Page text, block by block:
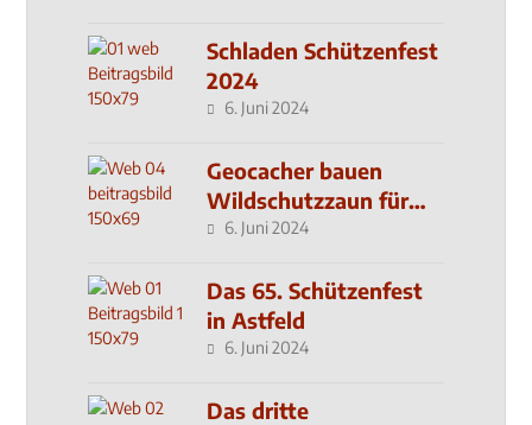
Schladen Schützenfest
2024
6. Juni 2024
Geocacher bauen
Wildschutzzaun für
den MachMit! Wald
6. Juni 2024
Das 65. Schützenfest
in Astfeld
6. Juni 2024
Das dritte